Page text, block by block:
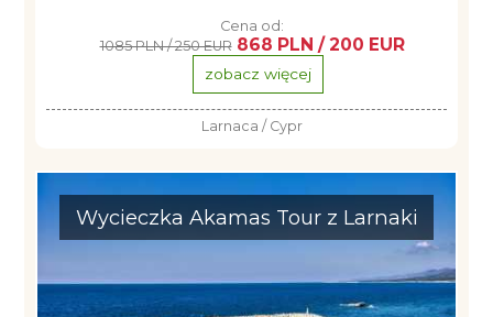
Cena od:
1085 PLN / 250 EUR 868 PLN / 200 EUR
zobacz więcej
Larnaca / Cypr
Wycieczka Akamas Tour z Larnaki